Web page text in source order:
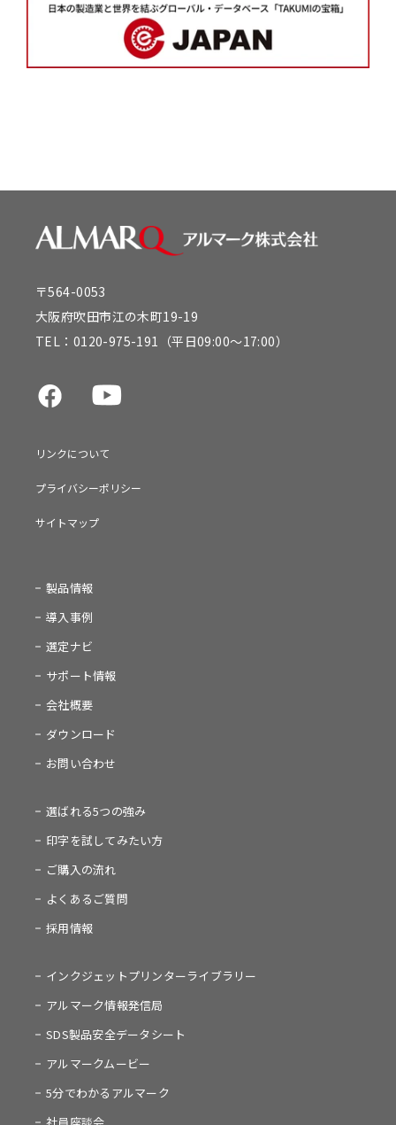
〒564-0053
大阪府吹田市江の木町19-19
TEL： 0120-975-191 （平日09:00～17:00）
リンクについて
プライバシーポリシー
サイトマップ
製品情報
導入事例
選定ナビ
サポート情報
会社概要
ダウンロード
お問い合わせ
選ばれる5つの強み
印字を試してみたい方
ご購入の流れ
よくあるご質問
採用情報
インクジェットプリンターライブラリー
アルマーク情報発信局
SDS製品安全データシート
アルマークムービー
5分でわかるアルマーク
社員座談会